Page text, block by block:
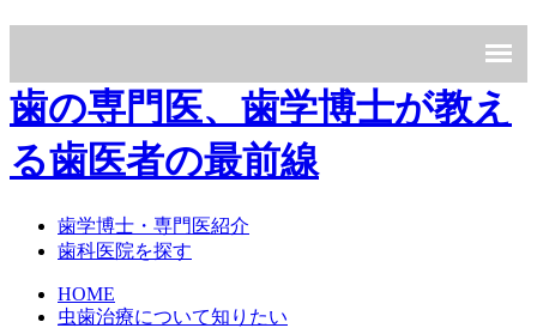
歯の専門医、歯学博士が教え
る歯医者の最前線
歯学博士・専門医紹介
歯科医院を探す
HOME
虫歯治療について知りたい